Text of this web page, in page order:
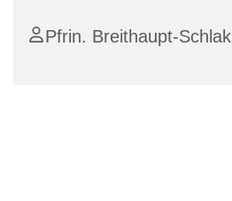
Pfrin. Breithaupt-Schlak